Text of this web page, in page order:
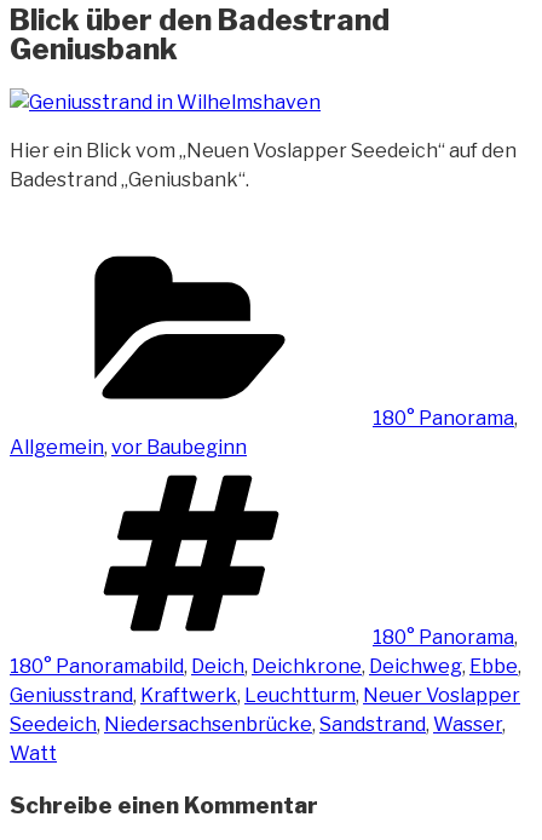
Blick über den Badestrand
Geniusbank
Hier ein Blick vom „Neuen Voslapper Seedeich“ auf den
Badestrand „Geniusbank“.
180° Panorama,
Allgemein, vor Baubeginn
180° Panorama,
180° Panoramabild, Deich, Deichkrone, Deichweg, Ebbe,
Geniusstrand, Kraftwerk, Leuchtturm, Neuer Voslapper
Seedeich, Niedersachsenbrücke, Sandstrand, Wasser,
Watt
Schreibe einen Kommentar